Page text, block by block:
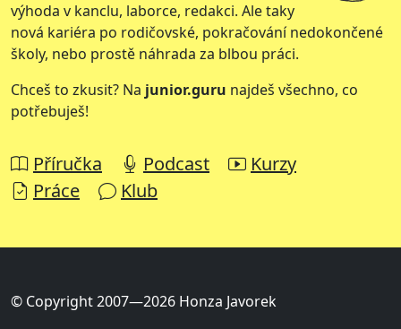
výhoda v kanclu, laborce, redakci. Ale taky
nová kariéra po rodičovské, pokračování nedokončené
školy, nebo prostě náhrada za blbou práci.
Chceš to zkusit? Na junior.guru najdeš všechno, co
potřebuješ!
Příručka Podcast
Kurzy
Práce
Klub
© Copyright 2007—2026 Honza Javorek